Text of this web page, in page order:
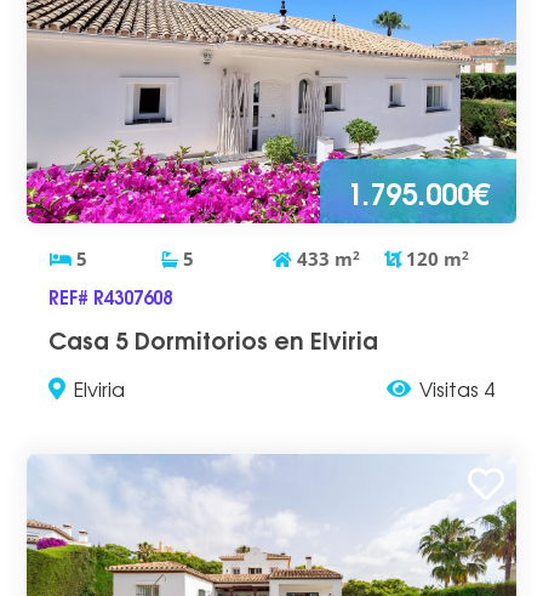
1.795.000€
5 5 433 m2 120 m2
REF# R4307608
Casa 5 Dormitorios en Elviria
Elviria Visitas 4